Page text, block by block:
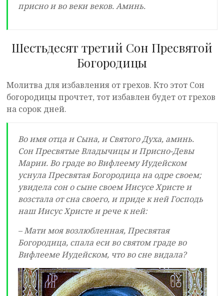
присно и во веки веков. Аминь.
Шестьдесят третий Сон Пресвятой
Богородицы
Молитва для избавления от грехов. Кто этот Сон
богородицы прочтет, тот избавлен будет от грехов
на сорок дней.
Во имя отца и Сына, и Святого Духа, аминь.
Сон Пресвятые Владычицы и Присно-Девы
Марии. Во граде во Вифлеему Иудейском
уснула Пресвятая Богородица на одре своем;
увидела сон о сыне своем Иисусе Христе и
возстала от сна своего, и приде к ней Господь
наш Иисус Христе и рече к ней:
– Мати моя возлюбленная, Пресвятая
Богородица, спала еси во святом граде во
Вифлееме Иудейском, что во сне видала?